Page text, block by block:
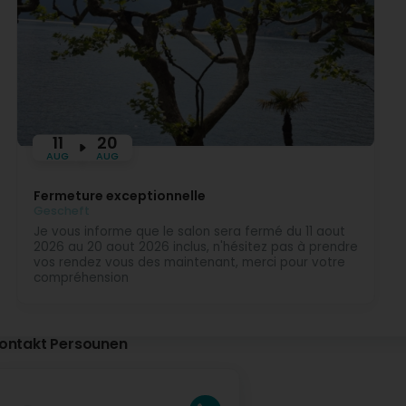
Virun 1 Joer(en)
Bonjour Sofia, Nous vous remercions pour cette
prochainement 🙂
11
AUG
20
AUG
Fermeture exceptionnelle
Je vous informe que le salon sera fermé du 11 aout
2026 au 20 aout 2026 inclus, n'hésitez pas à prendre
vos rendez vous des maintenant, merci pour votre
compréhension
Persounen